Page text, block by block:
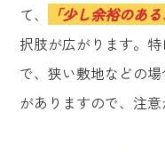
て、
「少し余裕のあ
択肢が広がります。
で、狭い敷地などの
がありますので、注意